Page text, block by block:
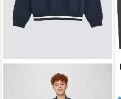
Funktionsjacke
Indoor-Jacke Sportiver